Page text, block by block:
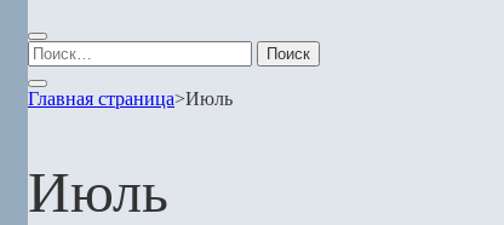
Найти:
Главная страница>Июль
Июль